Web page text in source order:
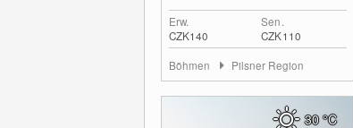
Erw.
CZK140
Sen.
CZK110
Böhmen Pilsner Region
30°C